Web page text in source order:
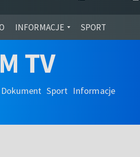
INFORMACJE SPORT
TV
Dokument Sport Informacje